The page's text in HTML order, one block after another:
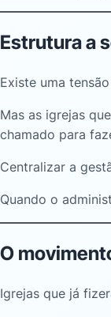
Estrutura a
Existe uma
Mas as igrejas
chamado para
Centralizar a
Quando o
O
Igrejas que já